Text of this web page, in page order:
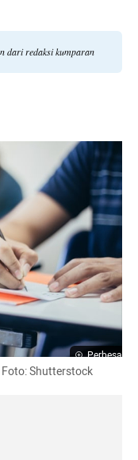
dari redaksi kumparan
Perbesar
Shutterstock